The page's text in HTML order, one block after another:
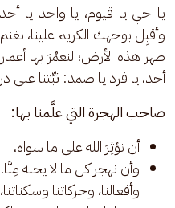
يا حي يا قيوم، يا واحد يا
وأقبِل بوجهك الكريم علينا،
ظهر هذه الأرض؛ لنعمُرَ بها أعمار
أحد، يا فرد يا صمد: ثبِّتنا
صاحب الهجرة التي علَّمنا بها:
أن نؤثِرَ الله على ما سواه،
وأن نهجر كل ما لا يحبه
وأفعالنا، وحركاتنا